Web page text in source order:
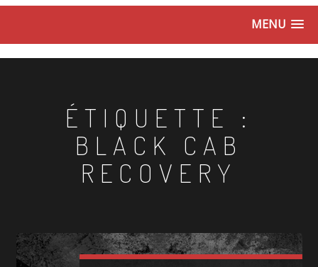
MENU
ÉTIQUETTE :
BLACK CAB
RECOVERY